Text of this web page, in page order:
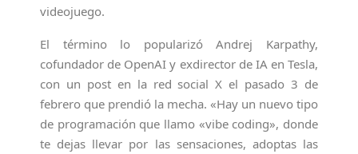
videojuego.
El término lo popularizó Andrej Karpathy,
cofundador de OpenAI y exdirector de IA en Tesla,
con un post en la red social X el pasado 3 de
febrero que prendió la mecha. «Hay un nuevo tipo
de programación que llamo «vibe coding», donde
te dejas llevar por las sensaciones, adoptas las